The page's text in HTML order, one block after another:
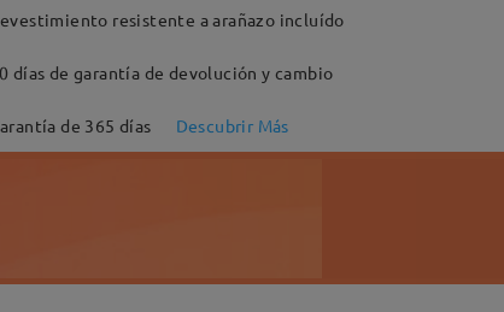
resistente a arañazo incluído
días de garantía de devolución y cambio
de 365 días Descubrir Más